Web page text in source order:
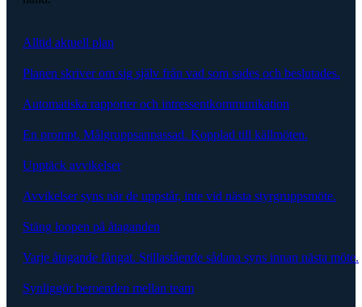
Alltid aktuell plan
Planen skriver om sig själv från vad som sades och beslutades.
Automatiska rapporter och intressentkommunikation
En prompt. Målgruppsanpassad. Kopplad till källmöten.
Upptäck avvikelser
Avvikelser syns när de uppstår, inte vid nästa styrgruppsmöte.
Stäng loopen på åtaganden
Varje åtagande fångat. Stillastående sådana syns innan nästa möte.
Synliggör beroenden mellan team